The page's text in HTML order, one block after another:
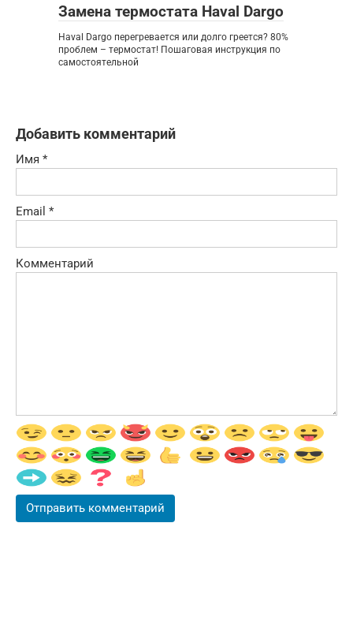
Замена термостата Haval Dargo
Haval Dargo перегревается или долго греется? 80%
проблем – термостат! Пошаговая инструкция по
самостоятельной
Добавить комментарий
Имя *
Email *
Комментарий